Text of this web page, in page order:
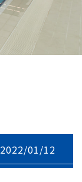
2022/01/12